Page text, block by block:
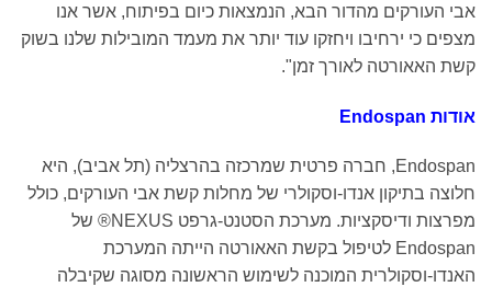
אבי העורקים מהדור הבא, הנמצאות כיום בפיתוח, אשר אנו
מצפים כי ירחיבו ויחזקו עוד יותר את מעמד המובילות שלנו בשוק
קשת האאורטה לאורך זמן".
אודות Endospan
Endospan, חברה פרטית שמרכזה בהרצליה (תל אביב), היא
חלוצה בתיקון אנדו-וסקולרי של מחלות קשת אבי העורקים, כולל
מפרצות ודיסקציות. מערכת הסטנט-גרפט NEXUS® של
Endospan לטיפול בקשת האאורטה הייתה המערכת
האנדו-וסקולרית המוכנה לשימוש הראשונה מסוגה שקיבלה